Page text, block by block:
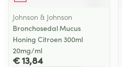
Johnson & Johnson
Bronchosedal Mucus
Honing Citroen 300ml
20mg/ml
€ 13,84